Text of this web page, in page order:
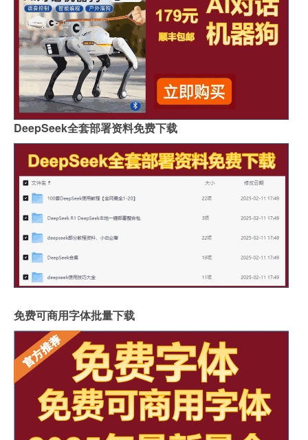
DeepSeek全套部署资料免费下载
免费可商用字体批量下载